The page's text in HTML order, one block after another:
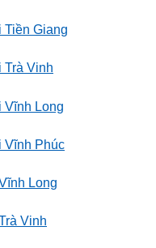
Giang
Trà Vinh
Vĩnh Long
Vĩnh Phúc
Long
Vinh